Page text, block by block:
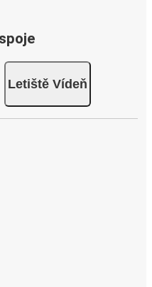
Letiště Vídeň